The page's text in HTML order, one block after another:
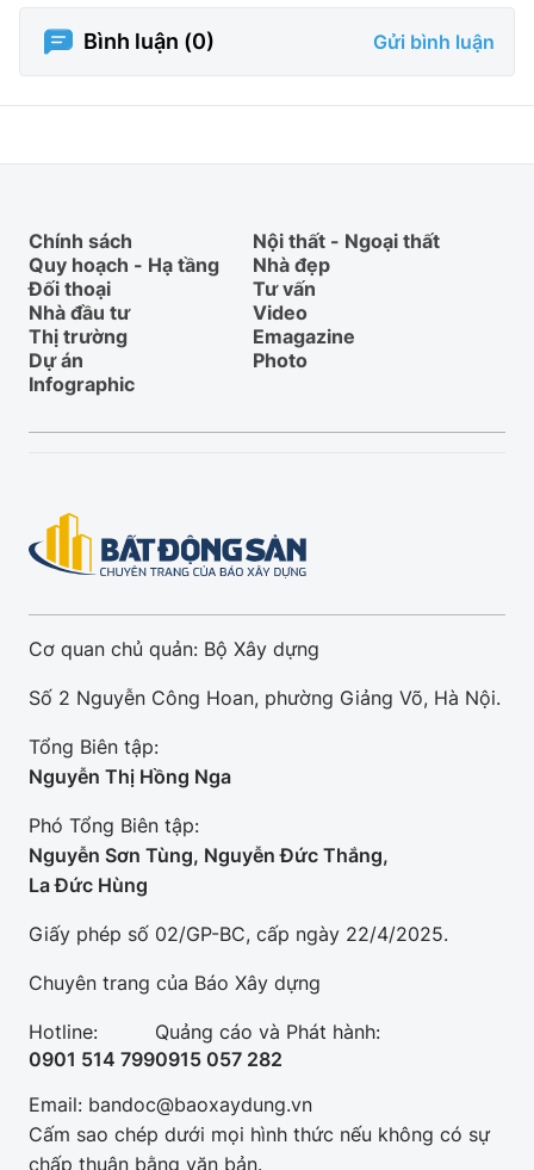
Bình luận (0) Gửi bình luận
Chính sách
Nội thất - Ngoại thất
Quy hoạch - Hạ tầng
Nhà đẹp
Đối thoại
Tư vấn
Nhà đầu tư
Video
Thị trường
Emagazine
Dự án
Photo
Infographic
Cơ quan chủ quản: Bộ Xây dựng
Số 2 Nguyễn Công Hoan, phường Giảng Võ, Hà Nội.
Tổng Biên tập:
Nguyễn Thị Hồng Nga
Phó Tổng Biên tập:
Nguyễn Sơn Tùng, Nguyễn Đức Thắng,
La Đức Hùng
Giấy phép số 02/GP-BC, cấp ngày 22/4/2025.
Chuyên trang của Báo Xây dựng
Hotline:
0901 514 799
Quảng cáo và Phát hành:
0915 057 282
Email: bandoc@baoxaydung.vn
Cấm sao chép dưới mọi hình thức nếu không có sự
chấp thuận bằng văn bản.